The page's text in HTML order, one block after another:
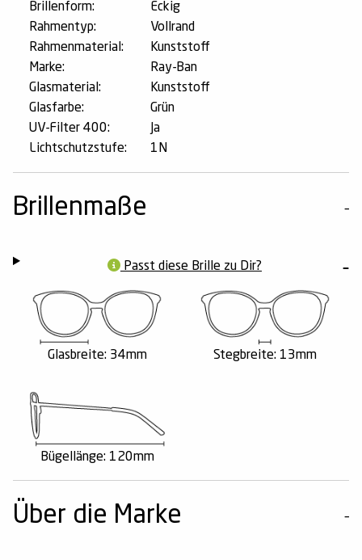
Brillenform:
Eckig
Rahmentyp:
Vollrand
Rahmenmaterial:
Kunststoff
Marke:
Ray-Ban
Glasmaterial:
Kunststoff
Glasfarbe:
Grün
UV-Filter 400:
Ja
Lichtschutzstufe:
1N
Brillenmaße
Passt diese Brille zu Dir?
Glasbreite: 34mm Stegbreite: 13mm
Bügellänge: 120mm
Über die Marke